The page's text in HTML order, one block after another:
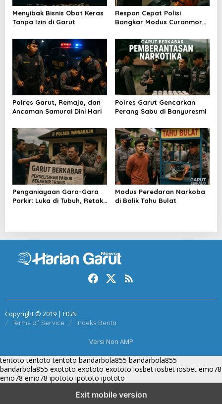
o
s
Menyibak Bisnis Obat Keras
Tanpa Izin di Garut
Respon Cepat Polisi
Bongkar Modus Curanmor
Polres Garut, Remaja, dan
Ancaman Samurai Dini Hari
Polres Garut Gencarkan
Perang Sabu di Banyuresmi
Penganiayaan Gara-Gara
Parkir: Luka di Tubuh, Retak
Modus Peredaran Narkoba
di Balik Tahu Bulat
Copyright © 2019 | HGN
Terms of Service Indeks Berita
Versi Non AMP
tentoto tentoto tentoto bandarbola855 bandarbola855
bandarbola855 exototo exototo exototo iosbet iosbet iosbet emo78
emo78 emo78 ipototo ipototo ipototo
Exit mobile version